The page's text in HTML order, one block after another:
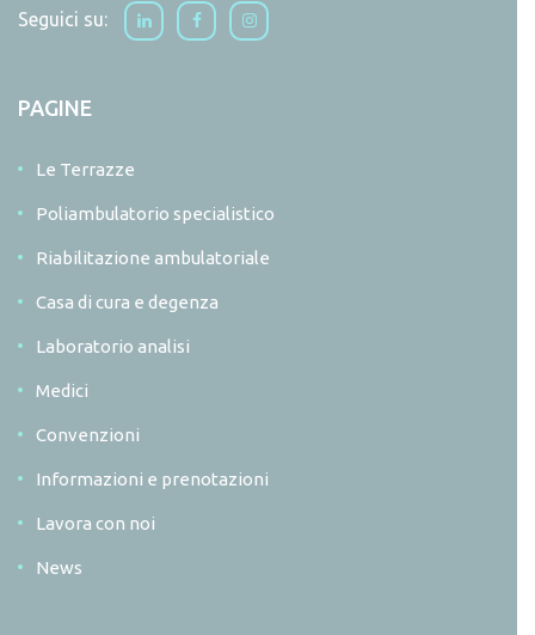
Seguici su:
PAGINE
Le Terrazze
Poliambulatorio specialistico
Riabilitazione ambulatoriale
Casa di cura e degenza
Laboratorio analisi
Medici
Convenzioni
Informazioni e prenotazioni
Lavora con noi
News